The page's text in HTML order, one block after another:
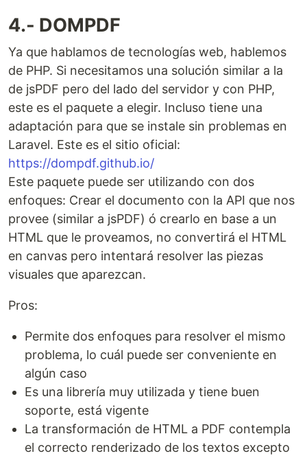
4.- DOMPDF
Ya que hablamos de tecnologías web, hablemos
de PHP. Si necesitamos una solución similar a la
de jsPDF pero del lado del servidor y con PHP,
este es el paquete a elegir. Incluso tiene una
adaptación para que se instale sin problemas en
Laravel. Este es el sitio oficial:
https://dompdf.github.io/
Este paquete puede ser utilizando con dos
enfoques: Crear el documento con la API que nos
provee (similar a jsPDF) ó crearlo en base a un
HTML que le proveamos, no convertirá el HTML
en canvas pero intentará resolver las piezas
visuales que aparezcan.
Pros:
Permite dos enfoques para resolver el mismo
problema, lo cuál puede ser conveniente en
algún caso
Es una librería muy utilizada y tiene buen
soporte, está vigente
La transformación de HTML a PDF contempla
el correcto renderizado de los textos excepto